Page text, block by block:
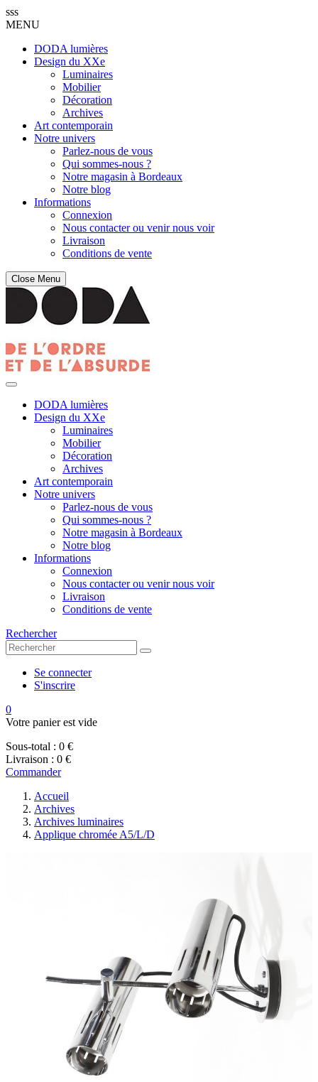
sss
MENU
DODA lumières
Design du XXe
Luminaires
Mobilier
Décoration
Archives
Art contemporain
Notre univers
Parlez-nous de vous
Qui sommes-nous ?
Notre magasin à Bordeaux
Notre blog
Informations
Connexion
Nous contacter ou venir nous voir
Livraison
Conditions de vente
Close Menu
DODA lumières
Design du XXe
Luminaires
Mobilier
Décoration
Archives
Art contemporain
Notre univers
Parlez-nous de vous
Qui sommes-nous ?
Notre magasin à Bordeaux
Notre blog
Informations
Connexion
Nous contacter ou venir nous voir
Livraison
Conditions de vente
Rechercher
Se connecter
S'inscrire
0
Votre panier est vide
Sous-total : 0 €
Livraison : 0 €
Commander
Accueil
Archives
Archives luminaires
Applique chromée A5/L/D